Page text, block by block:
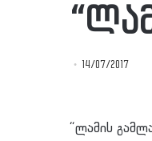
14/07/2017
“ლამის